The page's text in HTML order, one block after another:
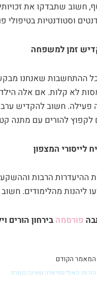
חשוב שתבדקו את
וסטודנטיות בטיפולי
זמן למשפחה
ההתחשבות שאנחנו
לא קלות. אם אלה
פעילה. חשוב להקדיש ערב
להורים עם מתנה
לייסורי המצפון
ההיעדרות הרבות
ליהנות מהלימודים.
פורסמהבירחון הורים
קודם
המאמר הקודם
הורות: האולימפיאדה שאינה נגמרת